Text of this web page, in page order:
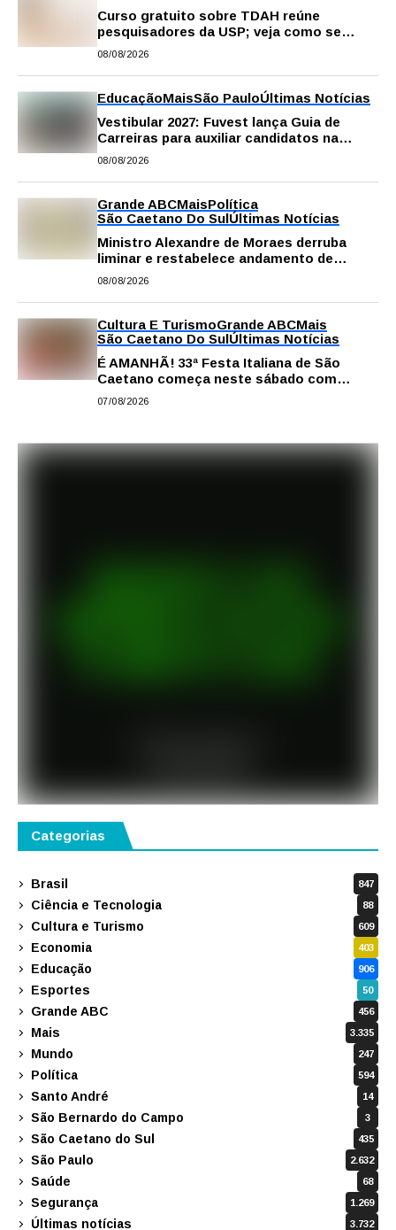
Curso gratuito sobre TDAH reúne
pesquisadores da USP; veja como se
inscrever
08/08/2026
EducaçãoMaisSão PauloÚltimas Notícias
Vestibular 2027: Fuvest lança Guia de
Carreiras para auxiliar candidatos na
escolha da profissão
08/08/2026
Grande ABCMaisPolítica
São Caetano Do SulÚltimas Notícias
Ministro Alexandre de Moraes derruba
liminar e restabelece andamento de
comissão processante contra vereador
08/08/2026
Cultura E TurismoGrande ABCMais
São Caetano Do SulÚltimas Notícias
É AMANHÃ! 33ª Festa Italiana de São
Caetano começa neste sábado com
gastronomia, música e solidariedade
07/08/2026
Categorias
Brasil 847
Ciência e Tecnologia 88
Cultura e Turismo 609
Economia 403
Educação 906
Esportes 50
Grande ABC 456
Mais 3.335
Mundo 247
Política 594
Santo André 14
São Bernardo do Campo 3
São Caetano do Sul 435
São Paulo 2.632
Saúde 68
Segurança 1.269
Últimas notícias 3.732